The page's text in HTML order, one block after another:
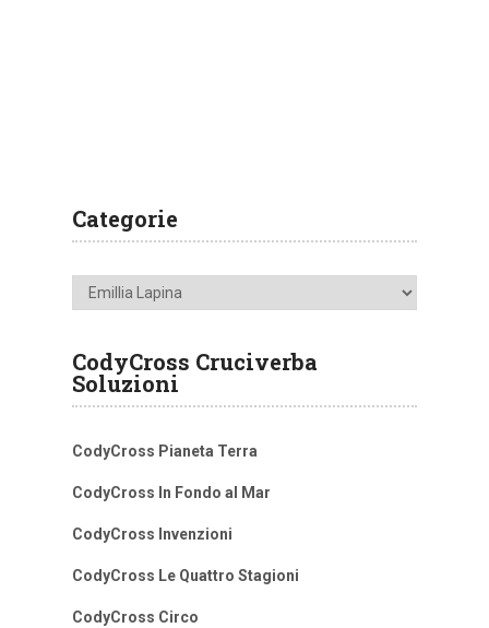
Categorie
Categorie
CodyCross Cruciverba
Soluzioni
CodyCross Pianeta Terra
CodyCross In Fondo al Mar
CodyCross Invenzioni
CodyCross Le Quattro Stagioni
CodyCross Circo